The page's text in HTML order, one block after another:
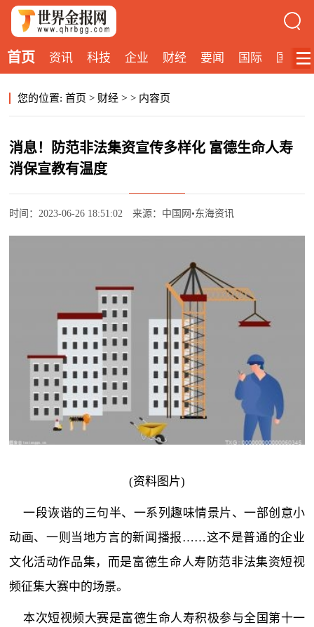
首页 资讯 科技 企业 财经 要闻 国际 国内
您的位置: 首页 > 财经 > > 内容页
消息！防范非法集资宣传多样化 富德生命人寿
消保宣教有温度
时间：2023-06-26 18:51:02 来源：中国网•东海资讯
(资料图片)
一段诙谐的三句半、一系列趣味情景片、一部创意小
动画、一则当地方言的新闻播报……这不是普通的企业
文化活动作品集，而是富德生命人寿防范非法集资短视
频征集大赛中的场景。
本次短视频大赛是富德生命人寿积极参与全国第十一